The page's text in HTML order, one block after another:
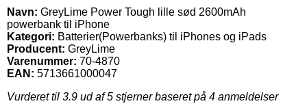
Navn: GreyLime Power Tough lille sød 2600mAh
powerbank til iPhone
Kategori: Batterier(Powerbanks) til iPhones og iPads
Producent: GreyLime
Varenummer: 70-4870
EAN: 5713661000047
Vurderet til 3.9 ud af 5 stjerner baseret på 4 anmeldelser